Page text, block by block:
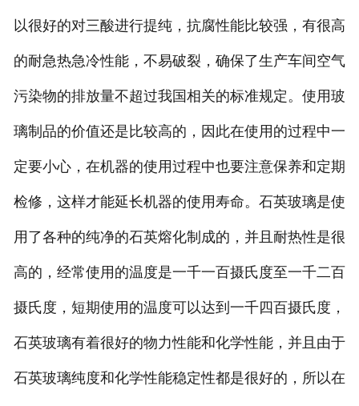
以很好的对三酸进行提纯，抗腐性能比较强，有很高
的耐急热急冷性能，不易破裂，确保了生产车间空气
污染物的排放量不超过我国相关的标准规定。使用玻
璃制品的价值还是比较高的，因此在使用的过程中一
定要小心，在机器的使用过程中也要注意保养和定期
检修，这样才能延长机器的使用寿命。石英玻璃是使
用了各种的纯净的石英熔化制成的，并且耐热性是很
高的，经常使用的温度是一千一百摄氏度至一千二百
摄氏度，短期使用的温度可以达到一千四百摄氏度，
石英玻璃有着很好的物力性能和化学性能，并且由于
石英玻璃纯度和化学性能稳定性都是很好的，所以在